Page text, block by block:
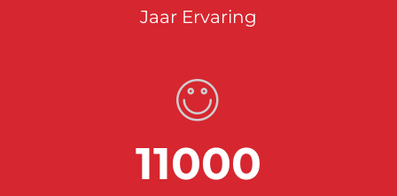
Jaar Ervaring
11000